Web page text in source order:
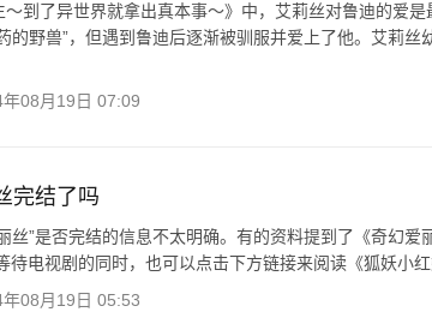
到了异世界就拿出真本事～》中，艾莉丝对鲁迪的爱是
的野兽”，但遇到鲁迪后逐渐被驯服并爱上了他。艾莉丝
年08月19日 07:09
完结了吗
丝”是否完结的信息不太明确。有的资料提到了《奇幻
待电视剧的同时，也可以点击下方链接来阅读《狐妖小红
年08月19日 05:53